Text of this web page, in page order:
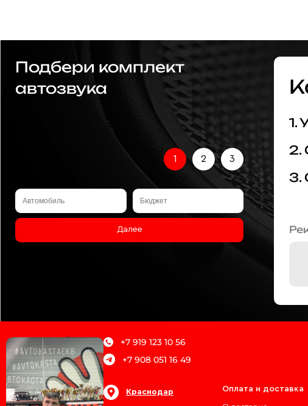
Подбери комплект
автозвука
1 2 3
Далее
1.
2.
3.
+7 919 123 10 56
+7 908 051 16 49
Краснодар
О магазине Оплата и доставка